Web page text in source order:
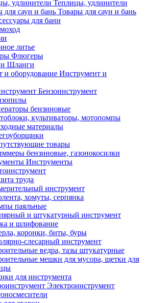
Теплицы, удлинители
Товары для саун и бань
для бани
литье
Флюгеры
Шланги
Инструмент и
Бензоинструмент
бензиновые
культиваторы, мотопомпы
материалы
товары
бензиновые, газонокосилки
Инструменты
труда
инструмент
хомуты, серпянка
паяльные
и штукатурный инструмент
и шлифование
коронки, биты, буры
слесарный инструмент
ведра, тазы штукатурные
мешки для мусора, щетки для
для инструмента
Электроинструмент